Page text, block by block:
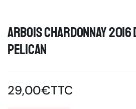
ARBOIS CHARDONNAY 2016
PELICAN
29,00€TTC